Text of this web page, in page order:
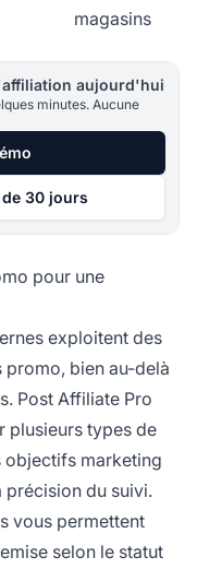
magasins
aujourd'hui
minutes. Aucune
30 jours
pour une
exploitent des
bien au-delà
Post Affiliate Pro
plusieurs types de
objectifs marketing
précision du suivi.
vous permettent
selon le statut